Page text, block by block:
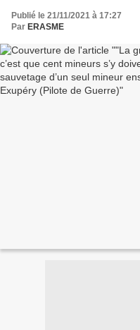
sauvent l’homme."
Guerre)
Publié le 21/11/2021 à 17:27
Par ERASME